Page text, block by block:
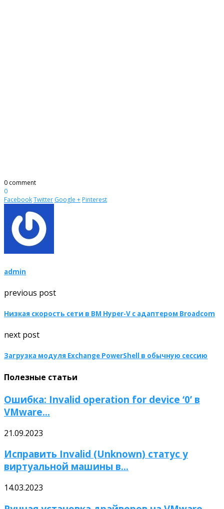
0 comment
0
FacebookTwitter Google + Pinterest
admin
previous post
Низкая скорость сети в ВМ Hyper-V с адаптером Broadcom
next post
Загрузка модуля Exchange PowerShell в обычную сессию
Полезные статьи
Ошибка: Invalid operation for device ‘0’ в
VMware...
21.09.2023
Исправить Invalid (Unknown) статус у
виртуальной машины в...
14.03.2023